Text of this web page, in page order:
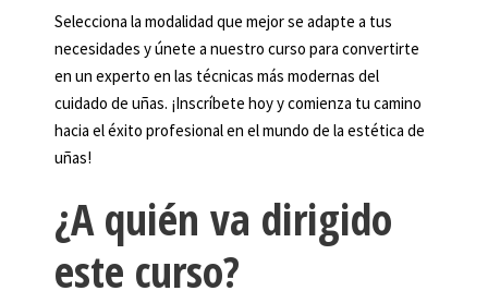
Selecciona la modalidad que mejor se adapte a tus
necesidades y únete a nuestro curso para convertirte
en un experto en las técnicas más modernas del
cuidado de uñas. ¡Inscríbete hoy y comienza tu camino
hacia el éxito profesional en el mundo de la estética de
uñas!
¿A quién va dirigido
este curso?